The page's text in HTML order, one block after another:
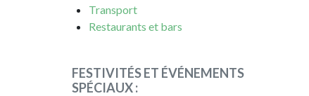
Transport
Restaurants et bars
FESTIVITÉS ET ÉVÉNEMENTS
SPÉCIAUX :